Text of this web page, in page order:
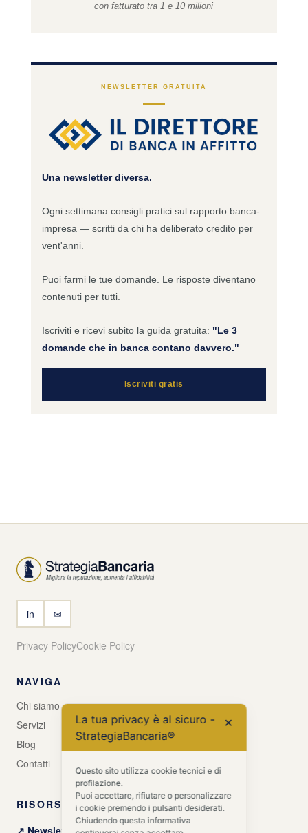
con fatturato tra 1 e 10 milioni
NEWSLETTER GRATUITA
Una newsletter diversa.
Ogni settimana consigli pratici sul rapporto banca-
impresa — scritti da chi ha deliberato credito per
vent'anni.
Puoi farmi le tue domande. Le risposte diventano
contenuti per tutti.
Iscriviti e ricevi subito la guida gratuita: "Le 3
domande che in banca contano davvero."
Iscriviti gratis
in ✉
Privacy PolicyCookie Policy
NAVIGA
Chi siamo
Servizi
Blog
Contatti
RISORSE GRATUITE
La tua privacy è al sicuro -
StrategiaBancaria®
✕
Questo sito utilizza cookie tecnici e di
profilazione.
Puoi accettare, rifiutare o personalizzare
i cookie premendo i pulsanti desiderati.
Chiudendo questa informativa